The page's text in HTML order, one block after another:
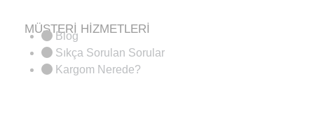
MÜŞTERİ HİZMETLERİ
Blog
Sıkça Sorulan Sorular
Kargom Nerede?